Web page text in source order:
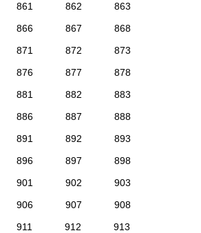
861 862
863
866 867
868
871 872
873
876 877
878
881 882
883
886 887
888
891 892
893
896 897
898
901 902
903
906 907
908
911 912
913